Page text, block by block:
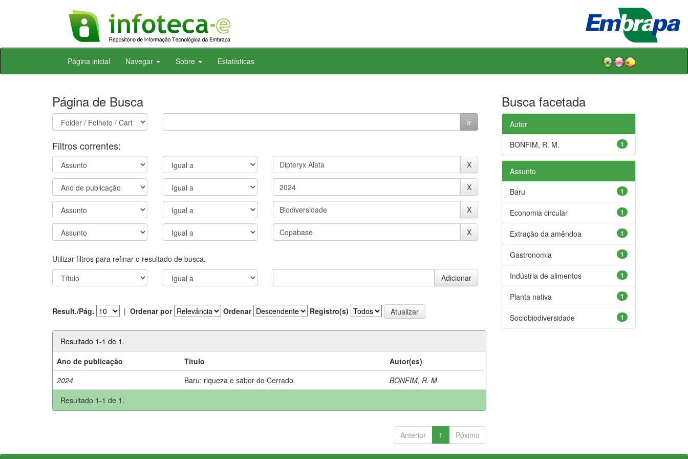
Skip
Página inicial Navegar Sobre Estatísticas
Página de Busca
Filtros correntes:
Utilizar filtros para refinar o resultado de busca.
Result./Pág. | Ordenar por Ordenar Registro(s)
Resultado 1-1 de 1.
Ano de publicação
Título
Autor(es)
2024
Baru: riqueza e sabor do Cerrado.
BONFIM, R. M.
Resultado 1-1 de 1.
Anterior 1 Póximo
Busca facetada
Autor
1
BONFIM, R. M.
Assunto
1
Baru
1
Economia circular
1
Extração da amêndoa
1
Gastronomia
1
Indústria de alimentos
1
Planta nativa
1
Sociobiodiversidade